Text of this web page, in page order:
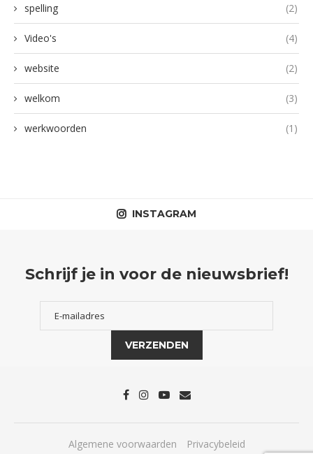
spelling (2)
Video's (4)
website (2)
welkom (3)
werkwoorden (1)
INSTAGRAM
Schrijf je in voor de nieuwsbrief!
Algemene voorwaarden Privacybeleid